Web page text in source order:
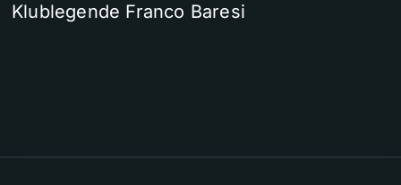
Klublegende Franco Baresi